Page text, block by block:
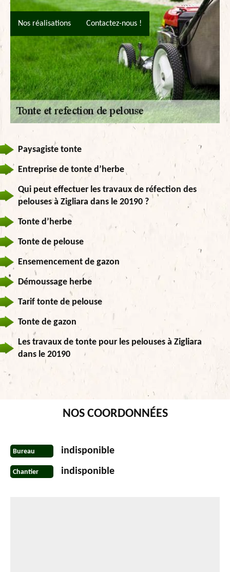
Nos réalisations Contactez-nous !
Paysagiste tonte
Entreprise de tonte d’herbe
Qui peut effectuer les travaux de réfection des
pelouses à Zigliara dans le 20190 ?
Tonte d’herbe
Tonte de pelouse
Ensemencement de gazon
Démoussage herbe
Tarif tonte de pelouse
Tonte de gazon
Les travaux de tonte pour les pelouses à Zigliara
dans le 20190
NOS COORDONNÉES
Bureau indisponible
Chantier indisponible